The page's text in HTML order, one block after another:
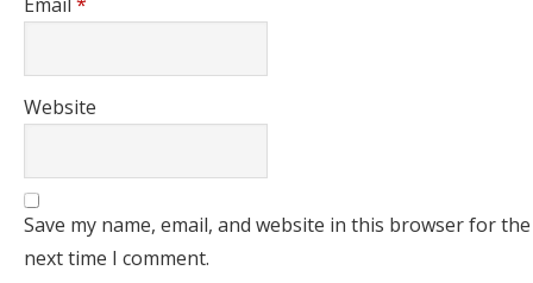
Website
Save my name, email, and website in this browser for the
next time I comment.